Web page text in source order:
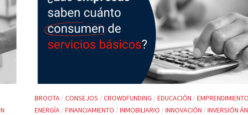
BROOTA /CONSEJOS /CROWDFUNDING /EDUCACIÓN /EMPRENDIMIENTO
ENERGÍA /FINANCIAMIENTO /INMOBILIARIO /INNOVACIÓN /INVERSIÓN